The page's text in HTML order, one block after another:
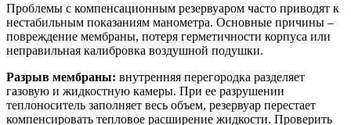
Проблемы с компенсационным резервуаром часто приводят к
нестабильным показаниям манометра. Основные причины –
повреждение мембраны, потеря герметичности корпуса или
неправильная калибровка воздушной подушки.
Разрыв мембраны: внутренняя перегородка разделяет
газовую и жидкостную камеры. При ее разрушении
теплоноситель заполняет весь объем, резервуар перестает
компенсировать тепловое расширение жидкости. Проверить